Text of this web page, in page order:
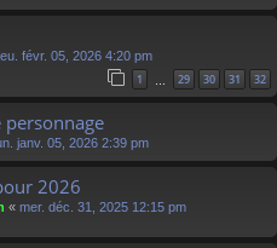
févr. 05, 2026 4:20 pm
1 29 30 31 32
janv. 05, 2026 2:39 pm
2026
« mer. déc. 31, 2025 12:15 pm